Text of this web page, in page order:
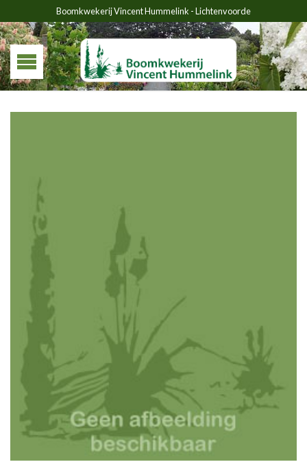
Boomkwekerij Vincent Hummelink - Lichtenvoorde